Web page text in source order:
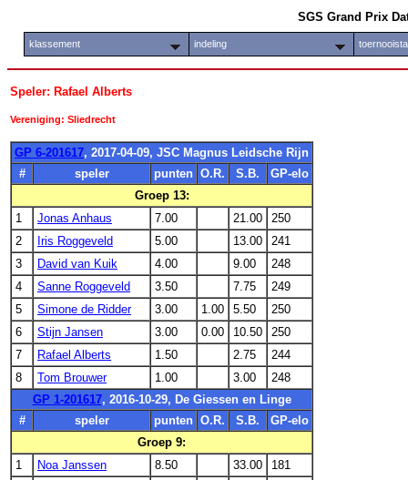
SGS Grand Prix
klassement indeling
Speler: Rafael Alberts
Vereniging: Sliedrecht
GP 6-201617, 2017-04-09, JSC Magnus Leidsche Rijn
#
speler punten O.R. S.B.
GP-elo
Groep 13:
1
Jonas Anhaus 7.00 21.00
250
2
Iris Roggeveld 5.00 13.00
241
3
David van Kuik 4.00 9.00
248
4
Sanne Roggeveld 3.50 7.75
249
5
Simone de Ridder 3.00 1.00 5.50
250
6
Stijn Jansen 3.00 0.00 10.50
250
7
Rafael Alberts 1.50 2.75
244
8
Tom Brouwer 1.00 3.00
248
GP 1-201617, 2016-10-29, De Giessen en Linge
#
speler punten O.R. S.B.
GP-elo
Groep 9:
1
Noa Janssen 8.50 33.00
181